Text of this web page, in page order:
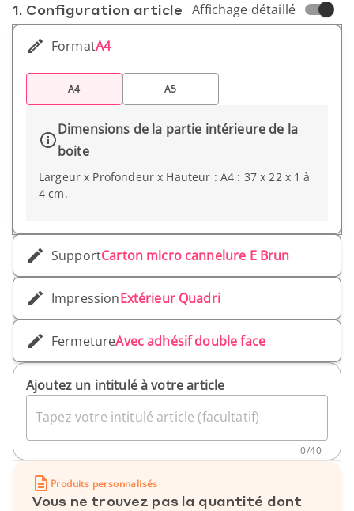
1. Conf­iguration article Affichage détaillé
FormatA4
A4 A5
Dimensions de la partie intérieure de la
boite
Largeur x Profondeur x Hauteur : A4 : 37 x 22 x 1 à
4 cm.
SupportCarton micro cannelure E Brun
ImpressionExtérieur Quadri
FermetureAvec adhésif double face
Ajoutez un intitulé à votre article
Tapez votre intitulé article (facultatif)
0/40
Produits personnalisés
Vous ne trouvez pas la quantité dont